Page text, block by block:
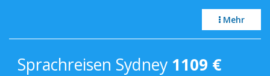
Mehr
Sprachreisen Sydney 1109 €